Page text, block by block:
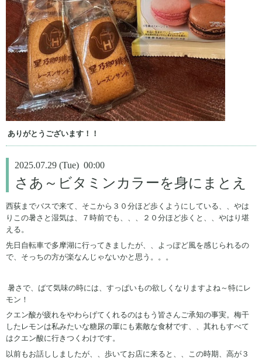
ありがとうございます！！
2025.07.29 (Tue) 00:00
さあ～ビタミンカラーを身にまとえ
西荻までバスで来て、そこから３０分ほど歩くようにしている、、やは
りこの暑さと湿気は、７時前でも、、、２０分ほど歩くと、、やはり堪
える。
先日自転車で多摩湖に行ってきましたが、、よっぽど風を感じられるの
で、そっちの方が楽なんじゃないかと思う。。。
暑さで、ばて気味の時には、すっぱいもの欲しくなりますよね～特にレ
モン！
クエン酸が疲れをやわらげてくれるのはもう皆さんご承知の事実。梅干
したレモンは私みたいな糖尿の輩にも素敵な食材です、、其れもすべて
はクエン酸に行きつくわけです。
以前もお話ししましたが、、歩いてお店に来ると、、この時期、高が３